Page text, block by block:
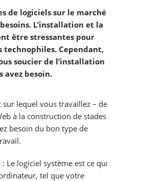
de logiciels sur le marché
L’installation et la
être stressantes pour
technophiles. Cependant,
soucier de l’installation
avez besoin.
lequel vous travaillez – de
à la construction de stades
besoin du bon type de
Le logiciel système est ce qui
tel que votre